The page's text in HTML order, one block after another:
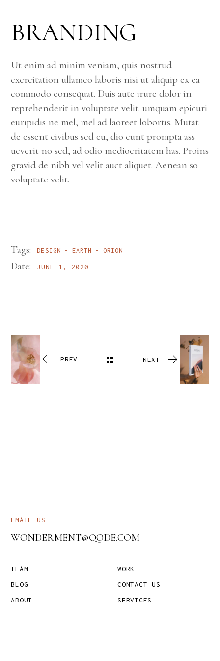
BRANDING
Ut enim ad minim veniam, quis nostrud
exercitation ullamco laboris nisi ut aliquip ex ea
commodo consequat. Duis aute irure dolor in
reprehenderit in voluptate velit. umquam epicuri
euripidis ne mel, mel ad laoreet lobortis. Mutat
de essent civibus sed cu, dio cunt prompta ass
ueverit no sed, ad odio mediocritatem has. Proins
gravid de nibh vel velit auct aliquet. Aenean so
voluptate velit.
Tags: DESIGN EARTH ORION
Date: JUNE 1, 2020
PREV NEXT
EMAIL US
WONDERMENT@QODE.COM
TEAM
BLOG
ABOUT
WORK
CONTACT US
SERVICES